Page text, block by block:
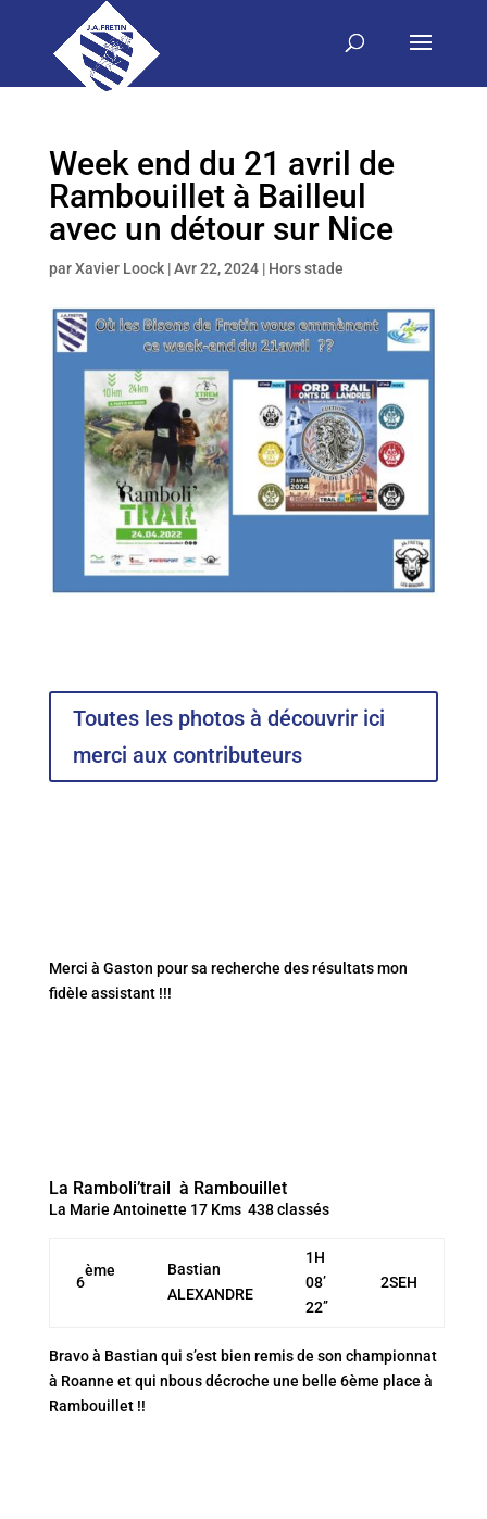
Week end du 21 avril de
Rambouillet à Bailleul
avec un détour sur Nice
parXavier Loock|Avr 22, 2024| Hors stade
Toutes les photos à découvrir ici
merci aux contributeurs
Merci à Gaston pour sa recherche des résultats mon
fidèle assistant !!!
La Ramboli’trail à Rambouillet
La Marie Antoinette 17 Kms 438 classés
6
ème
Bastian
ALEXANDRE
1H
08’
22’’
2SEH
Bravo à Bastian qui s’est bien remis de son championnat
à Roanne et qui nbous décroche une belle 6ème place à
Rambouillet !!